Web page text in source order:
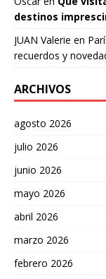
destinos
JUAN Valerie en
recuerdos y
ARCHIVOS
agosto 2026
julio 2026
junio 2026
mayo 2026
abril 2026
marzo 2026
febrero 2026